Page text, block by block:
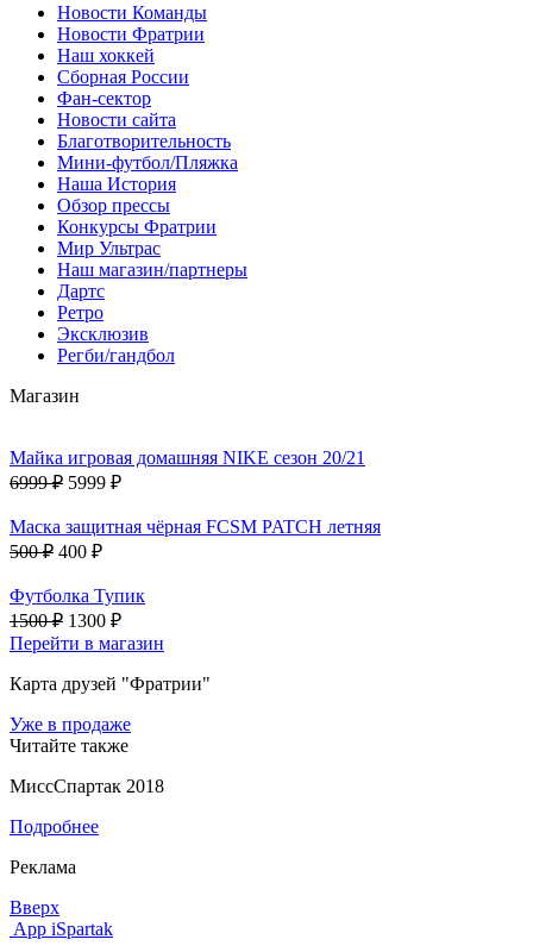
Новости Команды
Новости Фратрии
Наш хоккей
Сборная России
Фан-cектор
Новости сайта
Благотворительность
Мини-футбол/Пляжка
Наша История
Обзор прессы
Конкурсы Фратрии
Мир Ультрас
Наш магазин/партнеры
Дартс
Ретро
Эксклюзив
Регби/гандбол
Магазин
Майка игровая домашняя NIKE сезон 20/21
6999 ₽ 5999 ₽
Маска защитная чёрная FCSM PATCH летняя
500 ₽ 400 ₽
Футболка Тупик
1500 ₽ 1300 ₽
Перейти в магазин
Карта друзей "Фратрии"
Уже в продаже
Читайте также
МиссСпартак 2018
Подробнее
Реклама
Вверх
App iSpartak